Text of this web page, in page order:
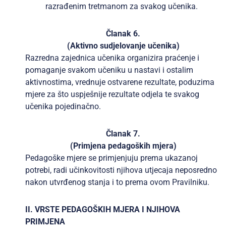
razrađenim tretmanom za svakog učenika.
Članak 6.
(Aktivno sudjelovanje učenika)
Razredna zajednica učenika organizira praćenje i
pomaganje svakom učeniku u nastavi i ostalim
aktivnostima, vrednuje ostvarene rezultate, poduzima
mjere za što uspješnije rezultate odjela te svakog
učenika pojedinačno.
Članak 7.
(Primjena pedagoških mjera)
Pedagoške mjere se primjenjuju prema ukazanoj
potrebi, radi učinkovitosti njihova utjecaja neposredno
nakon utvrđenog stanja i to prema ovom Pravilniku.
II. VRSTE PEDAGOŠKIH MJERA I NJIHOVA
PRIMJENA